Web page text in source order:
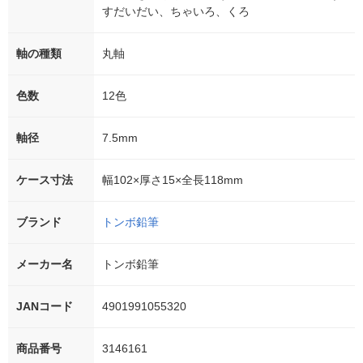
すだいだい、ちゃいろ、くろ
軸の種類 丸軸
色数 12色
軸径 7.5mm
ケース寸法 幅102×厚さ15×全長118mm
ブランド トンボ鉛筆
メーカー名 トンボ鉛筆
JANコード 4901991055320
商品番号 3146161